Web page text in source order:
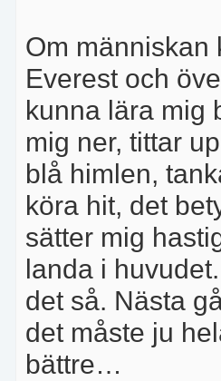
Om människan
Everest och
kunna lära mig
mig ner, tittar
blå himlen,
köra hit, det
sätter mig
landa i
det så. Nästa
det måste ju
bättre…